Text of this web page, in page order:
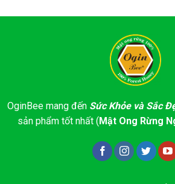
OginBee mang đến Sức Khỏe và Sắc
sản phẩm tốt nhất (Mật Ong Rừng